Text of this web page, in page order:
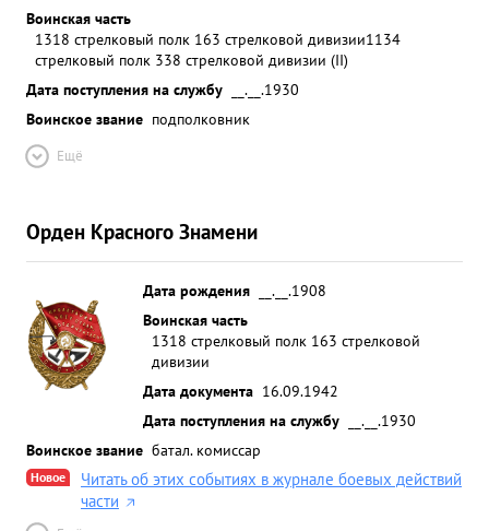
Воинская часть
1318 стрелковый полк 163 стрелковой дивизии1134
стрелковый полк 338 стрелковой дивизии (II)
Дата поступления на службу
__.__.1930
Воинское звание подполковник
Ещё
Орден Красного Знамени
Дата рождения
__.__.1908
Воинская часть
1318 стрелковый полк 163 стрелковой
дивизии
Дата документа 16.09.1942
Дата поступления на службу
__.__.1930
Воинское звание батал. комиссар
Новое
Читать об этих событиях в журнале боевых действий
части